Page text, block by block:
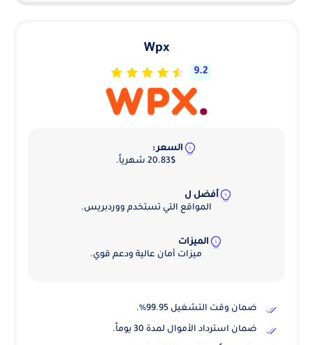
Wpx
9.2
السعر :
20.83$ شهرياً.
أفضل ل
المواقع التي تستخدم ووردبريس.
الميزات
ميزات أمان عالية ودعم قوي.
ضمان وقت التشغيل 99.95%.
ضمان استرداد الأموال لمدة 30 يوماً.